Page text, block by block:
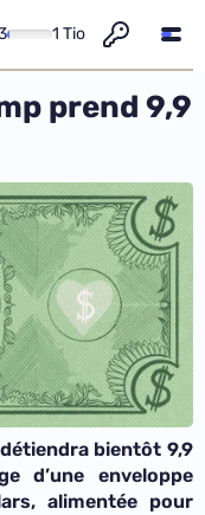
1 Tio
prend 9,9
bientôt 9,9
d’une enveloppe
alimentée pour